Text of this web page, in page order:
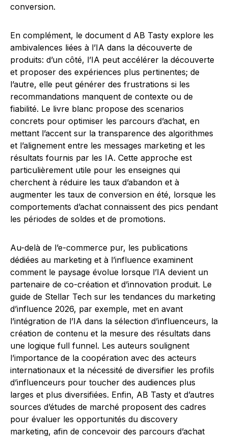
conversion.
En complément, le document d AB Tasty explore les
ambivalences liées à l’IA dans la découverte de
produits: d’un côté, l’IA peut accélérer la découverte
et proposer des expériences plus pertinentes; de
l’autre, elle peut générer des frustrations si les
recommandations manquent de contexte ou de
fiabilité. Le livre blanc propose des scenarios
concrets pour optimiser les parcours d’achat, en
mettant l’accent sur la transparence des algorithmes
et l’alignement entre les messages marketing et les
résultats fournis par les IA. Cette approche est
particulièrement utile pour les enseignes qui
cherchent à réduire les taux d’abandon et à
augmenter les taux de conversion en été, lorsque les
comportements d’achat connaissent des pics pendant
les périodes de soldes et de promotions.
Au-delà de l’e-commerce pur, les publications
dédiées au marketing et à l’influence examinent
comment le paysage évolue lorsque l’IA devient un
partenaire de co-création et d’innovation produit. Le
guide de Stellar Tech sur les tendances du marketing
d’influence 2026, par exemple, met en avant
l’intégration de l’IA dans la sélection d’influenceurs, la
création de contenu et la mesure des résultats dans
une logique full funnel. Les auteurs soulignent
l’importance de la coopération avec des acteurs
internationaux et la nécessité de diversifier les profils
d’influenceurs pour toucher des audiences plus
larges et plus diversifiées. Enfin, AB Tasty et d’autres
sources d’études de marché proposent des cadres
pour évaluer les opportunités du discovery
marketing, afin de concevoir des parcours d’achat